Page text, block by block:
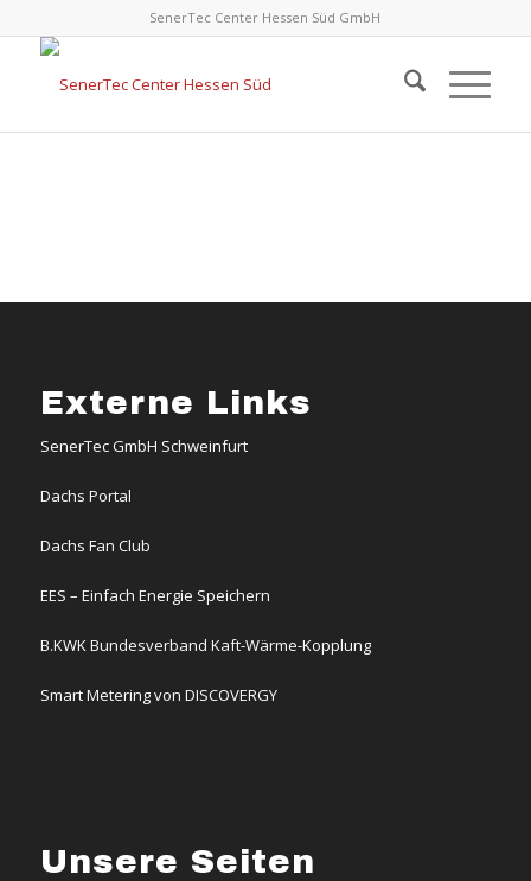
SenerTec Center Hessen Süd GmbH
Externe Links
SenerTec GmbH Schweinfurt
Dachs Portal
Dachs Fan Club
EES – Einfach Energie Speichern
B.KWK Bundesverband Kaft-Wärme-Kopplung
Smart Metering von DISCOVERGY
Unsere Seiten